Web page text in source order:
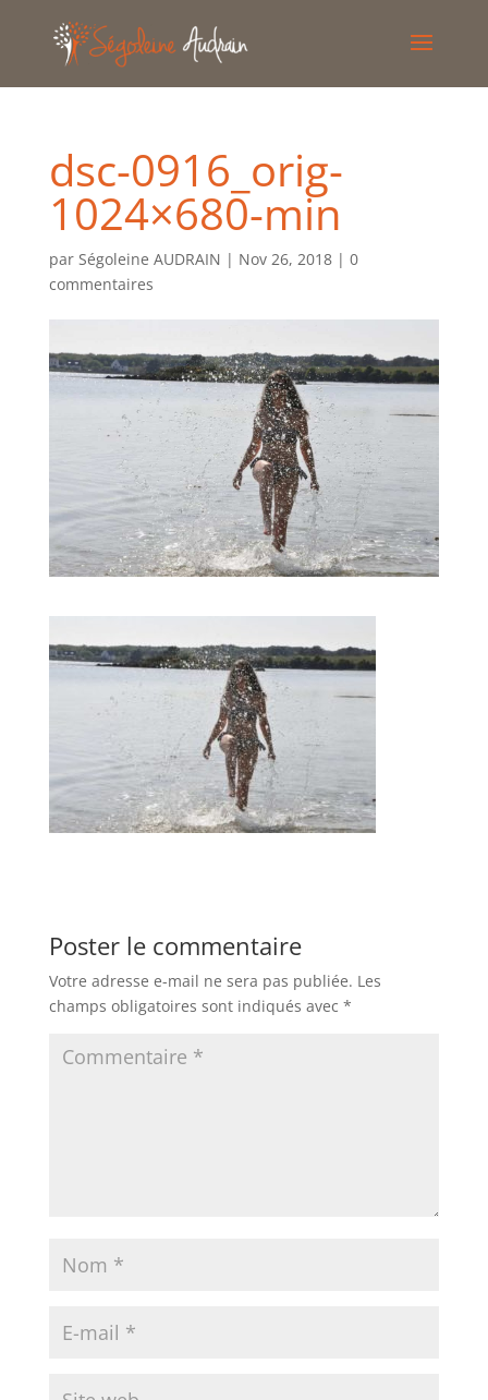
dsc-0916_orig-
1024×680-min
par Ségoleine AUDRAIN | Nov 26, 2018| 0
commentaires
Poster le commentaire
Votre adresse e-mail ne sera pas publiée. Les
champs obligatoires sont indiqués avec *